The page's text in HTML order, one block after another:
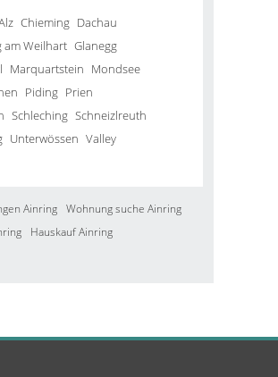
Chieming Dachau
am Weilhart Glanegg
Marquartstein Mondsee
Piding Prien
Schleching Schneizlreuth
Unterwössen Valley
Ainring Wohnung suche Ainring
Hauskauf Ainring